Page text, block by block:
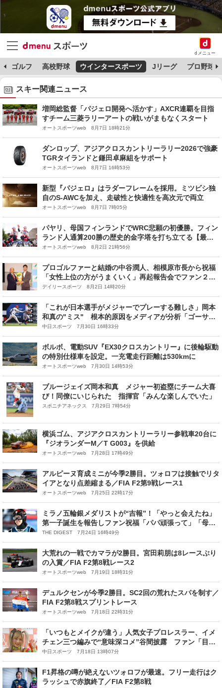
dメニュー
ゴルフ 高校野球 ウインタースポーツ Jリーグ プロ野球
スキー関連ニュース
増岡総監督「パジェロ開発へ活かす」AXCR連覇を目指
すチーム三菱ラリーアートの戦いがまもなくスタート
オートスポーツweb 8月7日 18時21分
ダンロップ、アジアクロスカントリーラリー2026で強豪
TGRタイランドと鎌田卓麻組をサポート
オートスポーツweb 8月7日 16時53分
新型『パジェロ』はラダーフレームを採用。ミツビシ独
自のS-AWCを加え、走破性と快適性を高次元で両立
オートスポーツweb 8月7日 7時05分
パヤリ、母国フィンランドでWRC悲願の初優勝。フィン
ランド人通算200勝の歴史的金字塔を打ち立てる【最終
日レポート】
オートスポーツweb 8月2日 21時56分
プロゴルファーと結婚の中谷潤人、相模原市長から祝福
「女性上位の方がうまくいく」再起報告会でファン２５
０人からも祝福で感謝「幸せを持ってファイトに」
デイリースポーツ 8月2日 14時20分
「これが日本選手がメジャーでプレーする難しさ」岡本
和真の"ミス" 根本的原因をメディアが分析「ゴーサイ
ンが出る状況とは思えません」
中日スポーツ 7月30日 16時33分
ボルボ、電動SUV『EX30クロスカントリー』に後輪駆動
の特別仕様車を設定。一充電走行距離は530kmに
オートスポーツweb 7月30日 14時53分
ブルージェイズ岡本和真 メジャー初盗塁にチーム大喜
び！同僚にいじられた 指揮官「みんな楽しんでいた」
スポニチアネックス 7月29日 7時54分
横浜ゴム、アジアクロスカントリーラリー参戦車20台に
『ジオランダーM／T G003』を供給
オートスポーツweb 7月28日 17時49分
アルピーヌ育成ミニが今季2勝目。ツォロフは接触でリタ
イアとなり点差縮まる／FIA F2第9戦レース1
オートスポーツweb 7月25日 22時17分
ミラノ五輪銀メダリストが“吉報”！「やっと会えたね」
第一子誕生を報告しファン祝福「パパ頑張って」「母子
共に健やかで何よりです」
THE DIGEST 7月24日 16時49分
大荒れの一戦でカマラが2勝目。宮田莉朋は8レースぶり
の入賞／FIA F2第8戦レース2
オートスポーツweb 7月19日 18時31分
デュルクセンが今季2勝目。SC2回の荒れたスパを制す／
FIA F2第8戦スプリントレース
オートスポーツweb 7月18日 22時31分
「いつもとメイクが違う」人気女子プロレスラー、イメ
チェン三つ編みで“意味深コメ”谷間披露 ファン「目の
やり場が…」「大胆になった？」
中日スポーツ 7月18日 13時07分
F1昇格の噂が絶えないツォロフが最速。フリー走行はク
ラッシュで赤旗終了／FIA F2第8戦